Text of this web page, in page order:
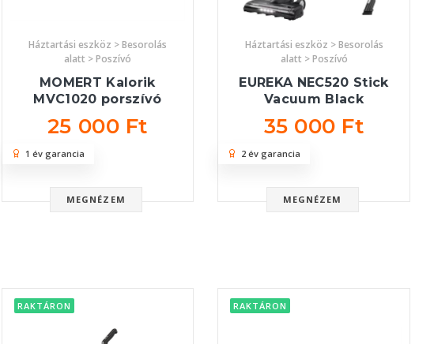
Háztartási eszköz > Besorolás
alatt > Poszívó
MOMERT Kalorik
MVC1020 porszívó
25 000 Ft
MEGNÉZEM
1 év garancia
Háztartási eszköz > Besorolás
alatt > Poszívó
EUREKA NEC520 Stick
Vacuum Black
35 000 Ft
MEGNÉZEM
2 év garancia
RAKTÁRON RAKTÁRON